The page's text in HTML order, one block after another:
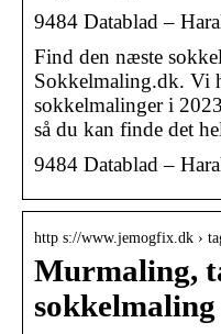
9484 Datablad –
Find den næste
Sokkelmaling.dk. Vi
sokkelmalinger i
så du kan finde det
9484 Datablad –
http s://www.jemogfix.dk ›
Murmaling,